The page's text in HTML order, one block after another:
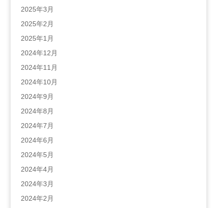
2025年3月
2025年2月
2025年1月
2024年12月
2024年11月
2024年10月
2024年9月
2024年8月
2024年7月
2024年6月
2024年5月
2024年4月
2024年3月
2024年2月